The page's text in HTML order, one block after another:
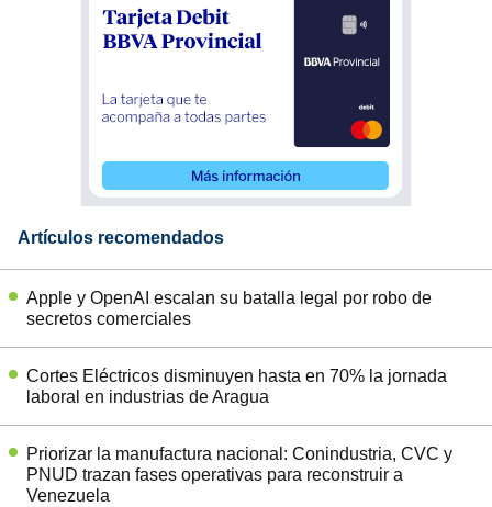
Artículos recomendados
Apple y OpenAI escalan su batalla legal por robo de
secretos comerciales
Cortes Eléctricos disminuyen hasta en 70% la jornada
laboral en industrias de Aragua
Priorizar la manufactura nacional: Conindustria, CVC y
PNUD trazan fases operativas para reconstruir a
Venezuela